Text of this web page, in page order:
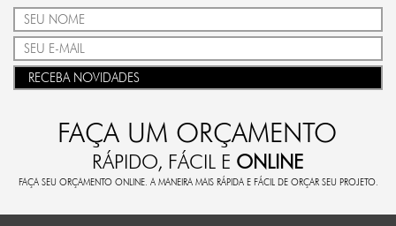
RECEBA NOVIDADES
FAÇA UM ORÇAMENTO
RÁPIDO, FÁCIL E ONLINE
FAÇA SEU ORÇAMENTO ONLINE. A MANEIRA MAIS RÁPIDA E FÁCIL DE ORÇAR SEU PROJETO.